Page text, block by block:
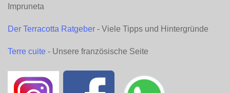
Impruneta
Der Terracotta Ratgeber - Viele Tipps und Hintergründe
Terre cuite - Unsere französische Seite